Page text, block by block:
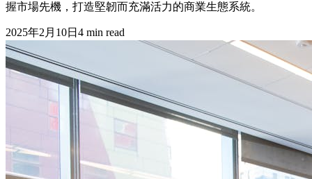
握市場先機，打造堅韌而充滿活力的商業生態系統。
2025年2月10日 4 min read